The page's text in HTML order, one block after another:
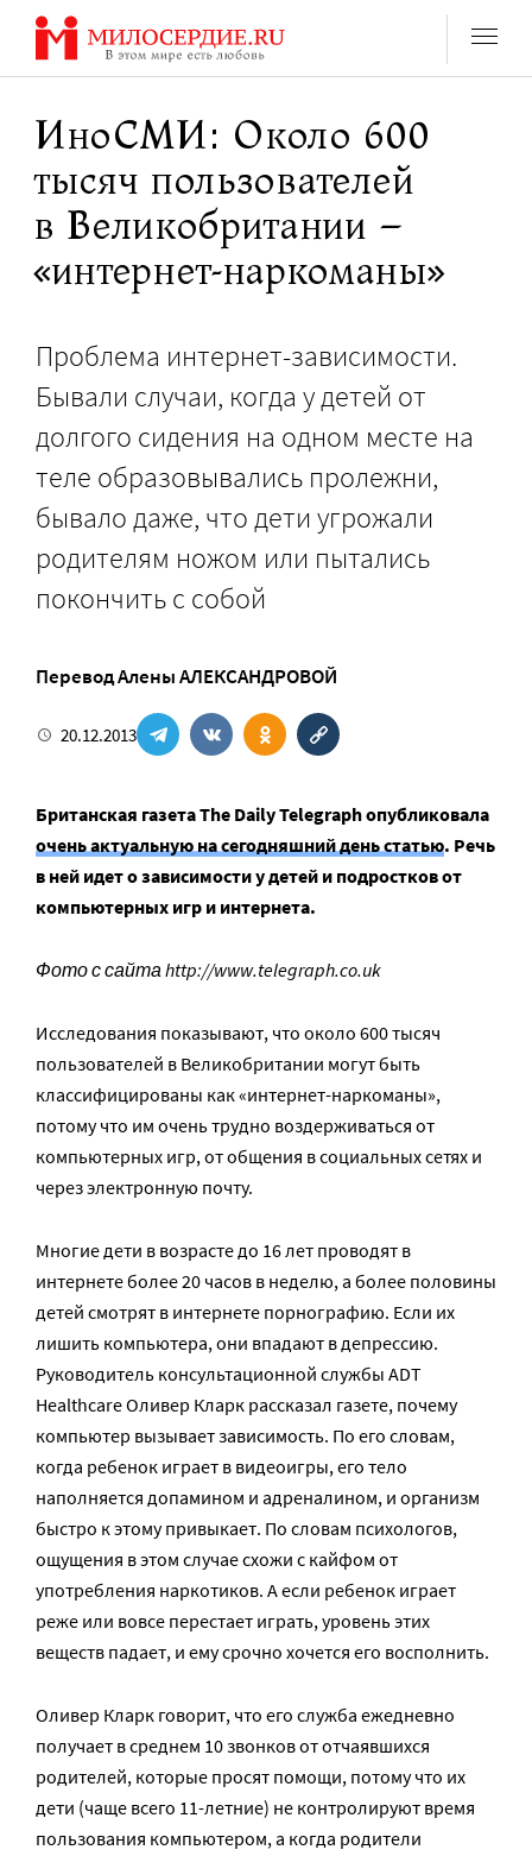
Перейти
содержанию
ИноСМИ: Около 600
тысяч пользователей
в Великобритании –
«интернет-наркоманы»
Проблема интернет-зависимости.
Бывали случаи, когда у детей от
долгого сидения на одном месте на
теле образовывались пролежни,
бывало даже, что дети угрожали
родителям ножом или пытались
покончить с собой
Перевод Алены АЛЕКСАНДРОВОЙ
20.12.2013
Британская газета The Daily Telegraph опубликовала
очень актуальную на сегодняшний день статью. Речь
в ней идет о зависимости у детей и подростков от
компьютерных игр и интернета.
Фото с сайта http://www.telegraph.co.uk
Исследования показывают, что около 600 тысяч
пользователей в Великобритании могут быть
классифицированы как «интернет-наркоманы»,
потому что им очень трудно воздерживаться от
компьютерных игр, от общения в социальных сетях и
через электронную почту.
Многие дети в возрасте до 16 лет проводят в
интернете более 20 часов в неделю, а более половины
детей смотрят в интернете порнографию. Если их
лишить компьютера, они впадают в депрессию.
Руководитель консультационной службы ADT
Healthcare Оливер Кларк рассказал газете, почему
компьютер вызывает зависимость. По его словам,
когда ребенок играет в видеоигры, его тело
наполняется допамином и адреналином, и организм
быстро к этому привыкает. По словам психологов,
ощущения в этом случае схожи с кайфом от
употребления наркотиков. А если ребенок играет
реже или вовсе перестает играть, уровень этих
веществ падает, и ему срочно хочется его восполнить.
Оливер Кларк говорит, что его служба ежедневно
получает в среднем 10 звонков от отчаявшихся
родителей, которые просят помощи, потому что их
дети (чаще всего 11-летние) не контролируют время
пользования компьютером, а когда родители